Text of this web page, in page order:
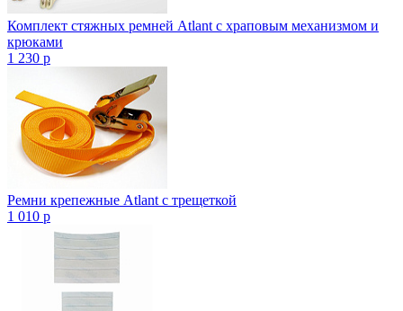
Комплект стяжных ремней Atlant с храповым механизмом и
крюками
1 230 p
Ремни крепежные Atlant с трещеткой
1 010 p